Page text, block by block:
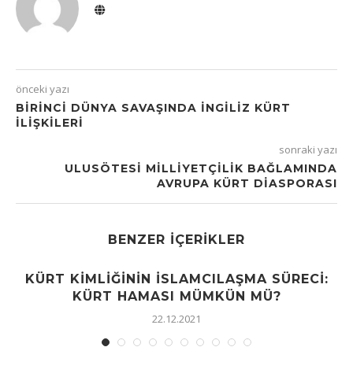
önceki yazı
BİRİNCİ DÜNYA SAVAŞINDA İNGİLİZ KÜRT
İLİŞKİLERİ
sonraki yazı
ULUSÖTESİ MİLLİYETÇİLİK BAĞLAMINDA
AVRUPA KÜRT DİASPORASI
BENZER İÇERIKLER
KÜRT KIMLIĞININ İSLAMCILAŞMA SÜRECI:
KÜRT HAMASI MÜMKÜN MÜ?
22.12.2021